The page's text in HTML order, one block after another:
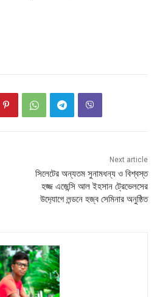
Next article
সিলেটের অন্যতম সুনামধন্য ও বিশ্বস্ত
হজ্জ এজেন্সি আল ইহসান ট্রেভেলসের
উদ‍্যোগে লন্ডনে হজ্ব সেমিনার অনুষ্ঠিত